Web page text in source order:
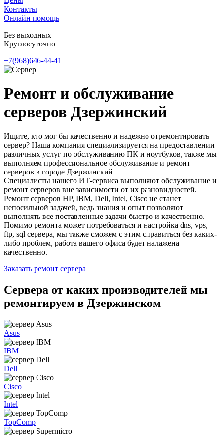
Контакты
Онлайн помощь
Без выходных
Круглосуточно
+7(968)646-44-41
Ремонт и обслуживание
серверов Дзержинский
Ищите, кто мог бы качественно и надежно отремонтировать
сервер? Наша компания специализируется на предоставлении
различных услуг по обслуживанию ПК и ноутбуков, также мы
выполняем профессиональное обслуживание и ремонт
серверов в городе Дзержинский.
Специалисты нашего ИТ-сервиса выполняют обслуживание и
ремонт серверов вне зависимости от их разновидностей.
Ремонт серверов HP, IBM, Dell, Intel, Cisco не станет
непосильной задачей, ведь знания и опыт позволяют
выполнять все поставленные задачи быстро и качественно.
Помимо ремонта может потребоваться и настройка dns, vps,
ftp, sql сервера, мы также сможем с этим справиться без каких-
либо проблем, работа вашего офиса будет налажена
качественно.
Заказать ремонт сервера
Сервера от каких производителей мы
ремонтируем в Дзержинском
Asus
IBM
Dell
Cisco
Intel
TopComp